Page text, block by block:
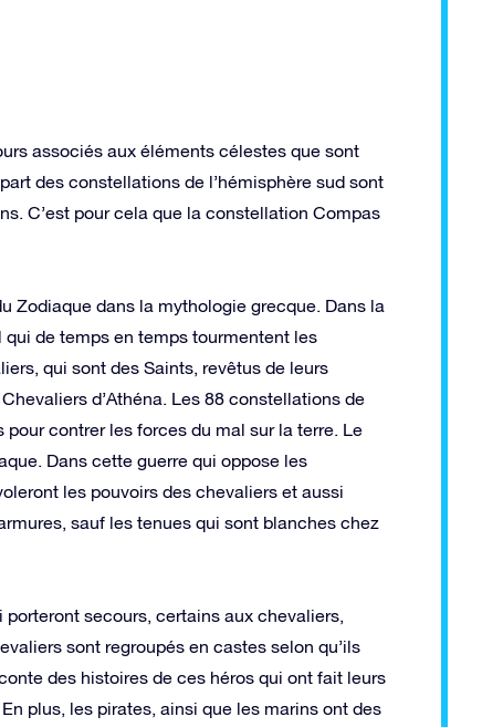
associés aux éléments célestes que sont
des constellations de l’hémisphère sud sont
C’est pour cela que la constellation Compas
Zodiaque dans la mythologie grecque. Dans la
de temps en temps tourmentent les
qui sont des Saints, revêtus de leurs
d’Athéna. Les 88 constellations de
contrer les forces du mal sur la terre. Le
Dans cette guerre qui oppose les
les pouvoirs des chevaliers et aussi
sauf les tenues qui sont blanches chez
secours, certains aux chevaliers,
sont regroupés en castes selon qu’ils
des histoires de ces héros qui ont fait leurs
plus, les pirates, ainsi que les marins ont des